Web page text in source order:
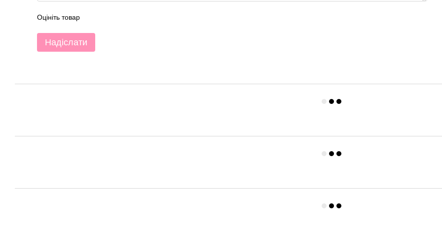
Оцініть товар
Надіслати